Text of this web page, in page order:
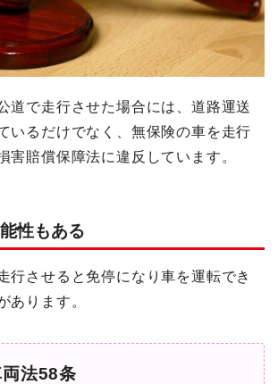
道で走行させた場合には、道路運送
いるだけでなく、無保険の車を走行
害賠償保障法に違反しています。
性もある
行させると免停になり車を運転でき
あります。
法58条